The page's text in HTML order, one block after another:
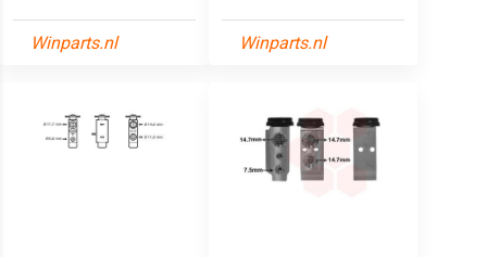
Winparts.nl Winparts.nl